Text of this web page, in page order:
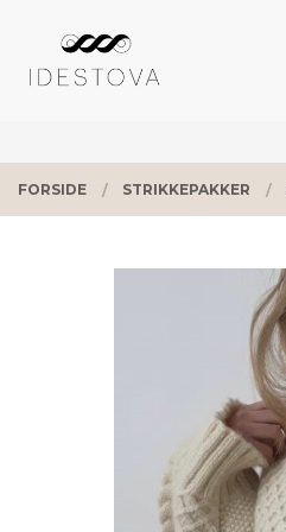
innholdet
PRODUKTER
FORSIDE STRIKKEPAKKER